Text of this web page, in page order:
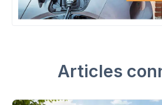
Articles